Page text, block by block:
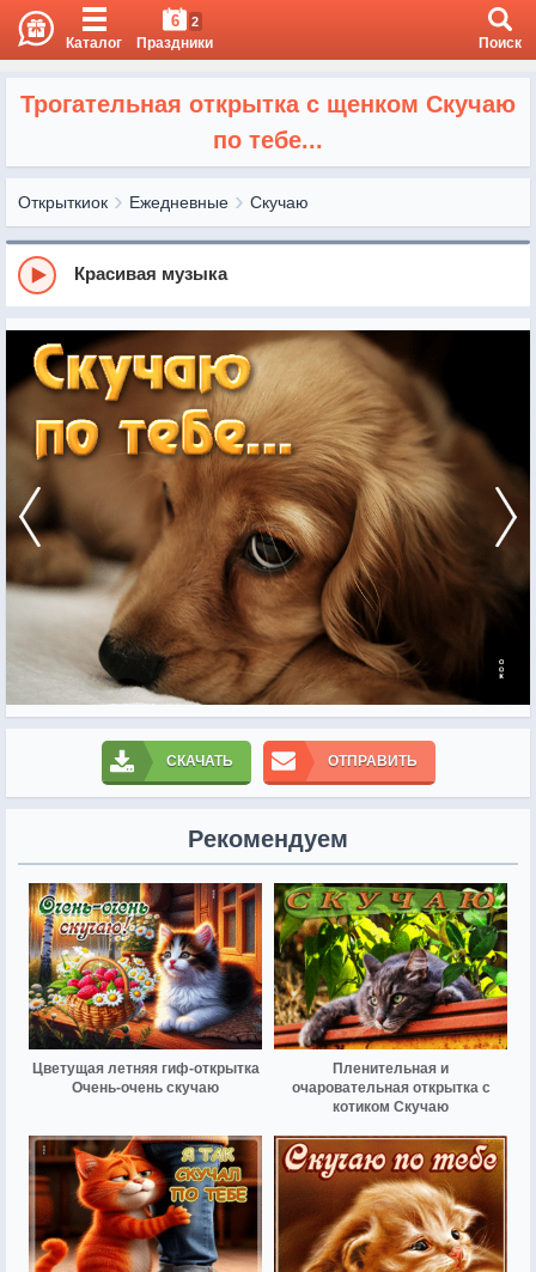
Каталог
6 2
Праздники Поиск
Трогательная открытка с щенком Скучаю
по тебе...
Открыткиок Ежедневные Скучаю
Красивая музыка
СКАЧАТЬ ОТПРАВИТЬ
Рекомендуем
Цветущая летняя гиф-открытка
Очень-очень скучаю
Пленительная и
очаровательная открытка с
котиком Скучаю